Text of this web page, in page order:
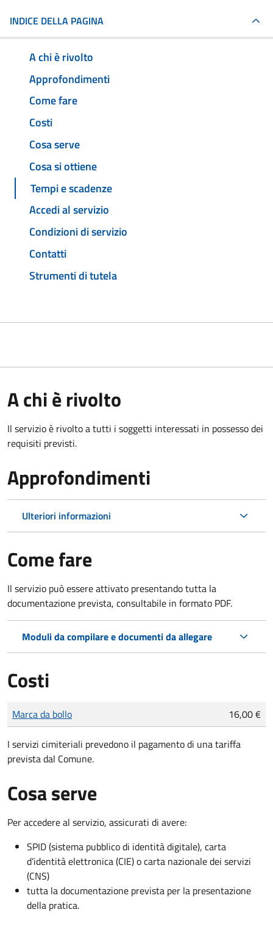
INDICE DELLA PAGINA
A chi è rivolto
Approfondimenti
Come fare
Costi
Cosa serve
Cosa si ottiene
Tempi e scadenze
Accedi al servizio
Condizioni di servizio
Contatti
Strumenti di tutela
A chi è rivolto
Il servizio è rivolto a tutti i soggetti interessati in possesso dei
requisiti previsti.
Approfondimenti
Ulteriori informazioni
Come fare
Il servizio può essere attivato presentando tutta la
documentazione prevista, consultabile in formato PDF.
Moduli da compilare e documenti da allegare
Costi
Tipo di pagamento
Importo
Marca da bollo 16,00 €
I servizi cimiteriali prevedono il pagamento di una tariffa
prevista dal Comune.
Cosa serve
Per accedere al servizio, assicurati di avere:
SPID (sistema pubblico di identità digitale), carta
d’identità elettronica (CIE) o carta nazionale dei servizi
(CNS)
tutta la documentazione prevista per la presentazione
della pratica.